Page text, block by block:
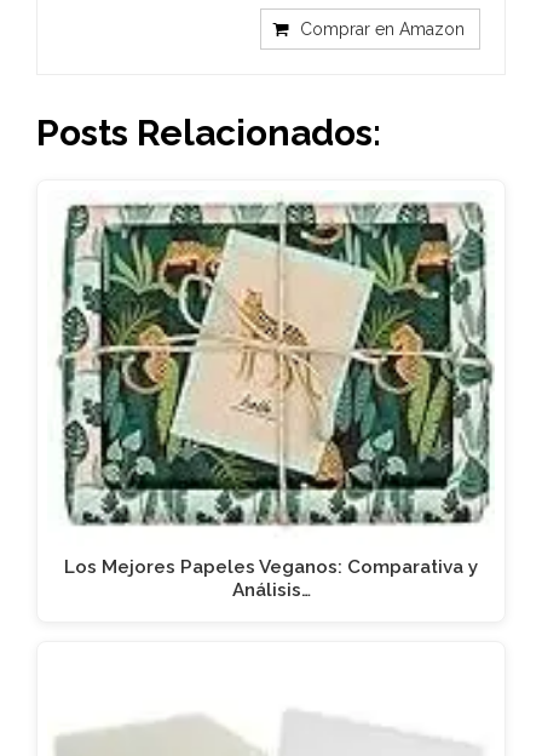
Comprar en Amazon
Posts Relacionados:
Los Mejores Papeles Veganos: Comparativa y
Análisis…